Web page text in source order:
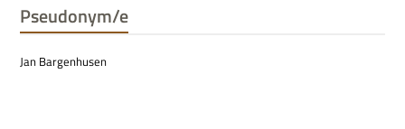
Pseudonym/e
Jan Bar­gen­husen